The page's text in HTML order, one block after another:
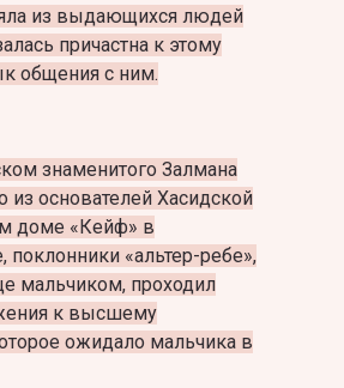
из выдающихся людей
причастна к этому
общения с ним.
знаменитого Залмана
основателей Хасидской
доме «Кейф» в
«альтер-ребе»,
мальчиком, проходил
к высшему
ожидало мальчика в